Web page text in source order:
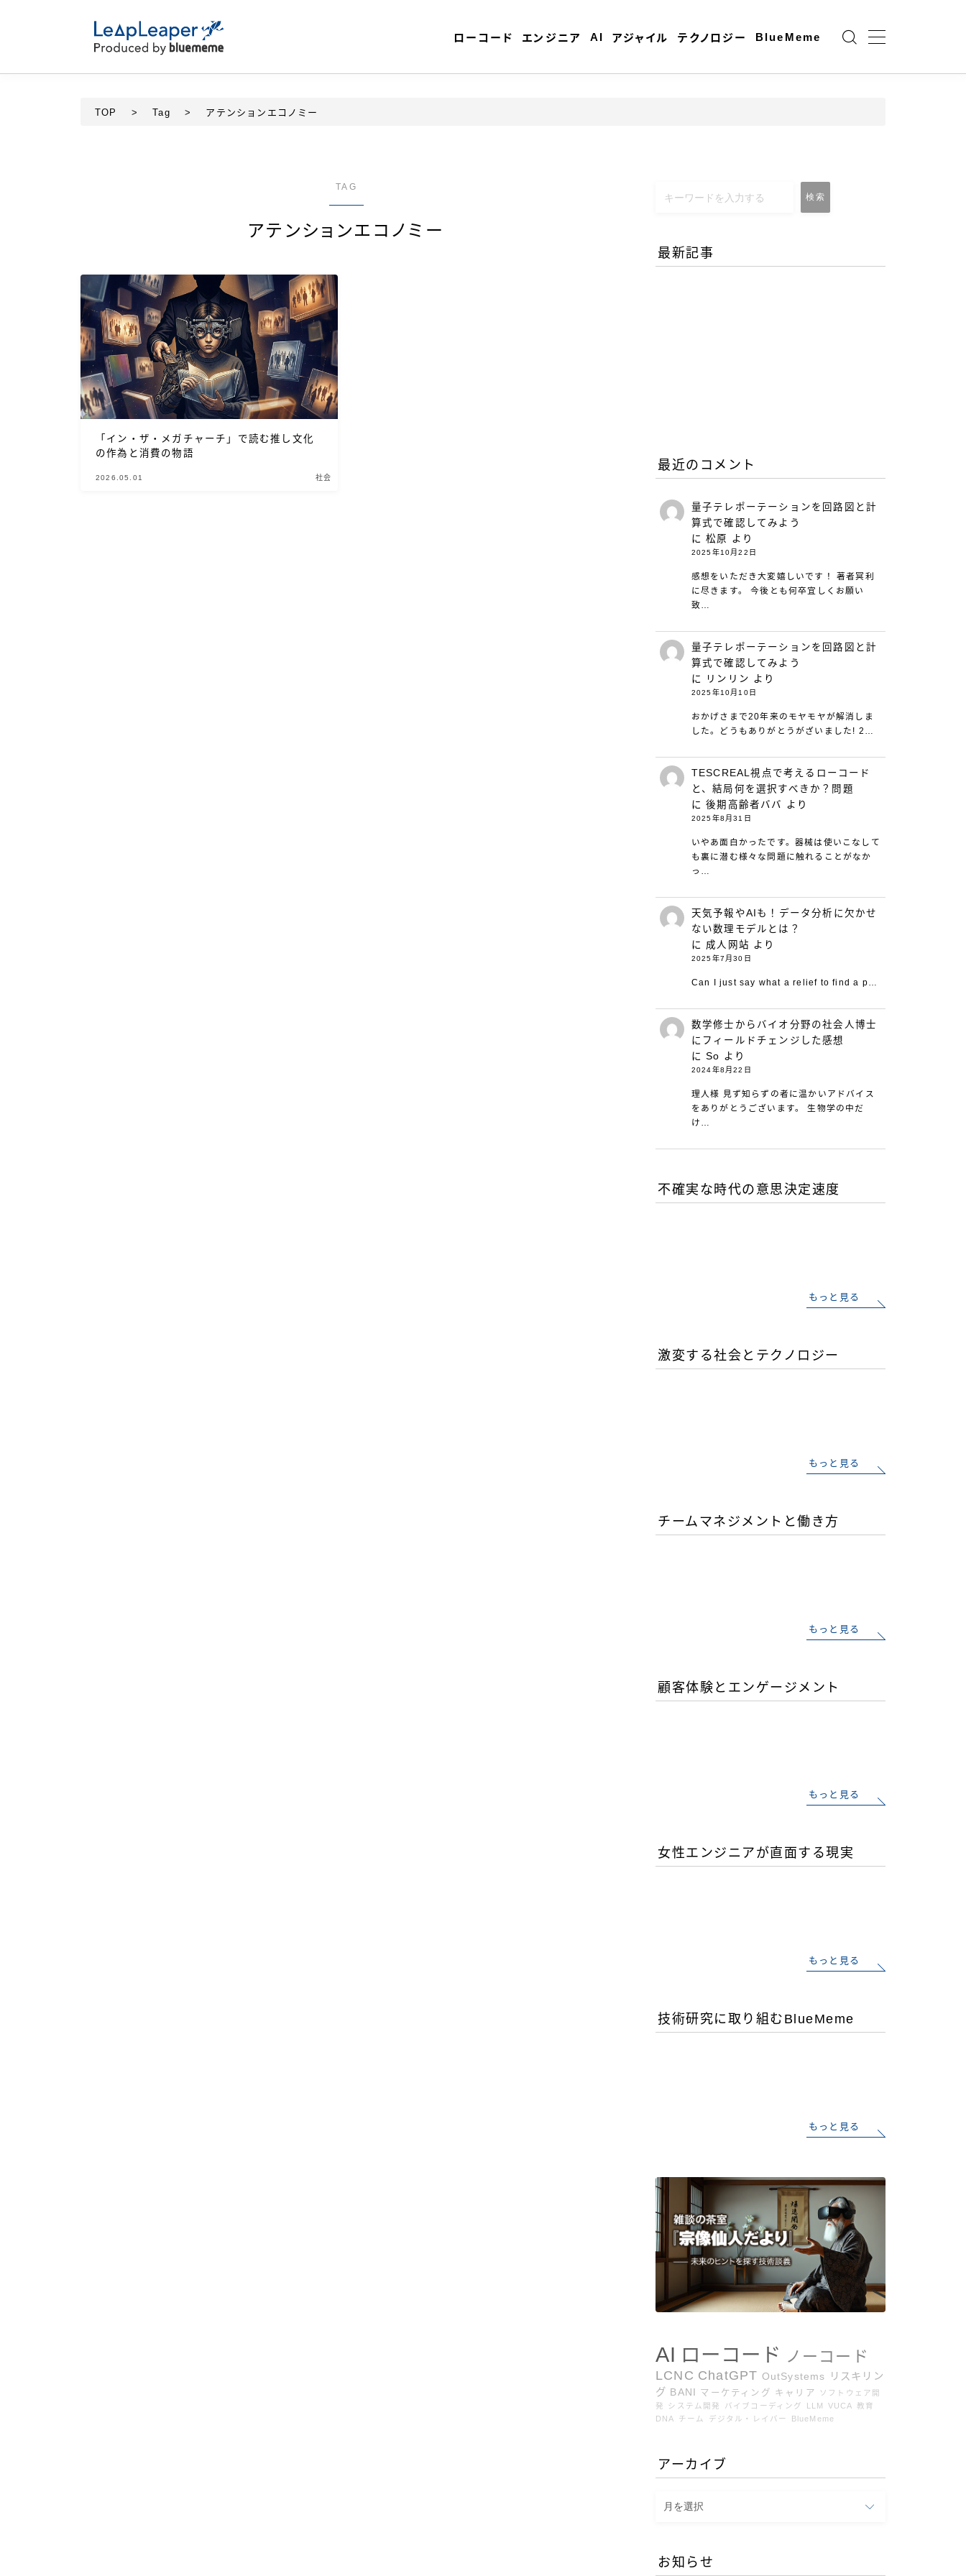
ローコード エンジニア AI アジャイル テクノロジー BlueMeme
AI
TOP > Tag > アテンションエコノミー
TAG
アテンションエコノミー
「イン・ザ・メガチャーチ」で読む推し文化
の作為と消費の物語
2026.05.01 社会
検索
最新記事
最近のコメント
量子テレポーテーションを回路図と計
算式で確認してみよう
に松原 より
2025年10月22日
感想をいただき大変嬉しいです！ 著者冥利
に尽きます。 今後とも何卒宜しくお願い
致…
量子テレポーテーションを回路図と計
算式で確認してみよう
に
リンリン より
2025年10月10日
おかげさまで20年来のモヤモヤが解消しま
した。どうもありがとうがざいました! 2…
TESCREAL視点で考えるローコード
と、結局何を選択すべきか？問題
に後期高齢者ババ より
2025年8月31日
いやあ面白かったです。器械は使いこなして
も裏に潜む様々な問題に触れることがなか
っ…
天気予報やAIも！データ分析に欠かせ
ない数理モデルとは？
に 成人网站 より
2025年7月30日
Can I just say what a relief to find a p…
数学修士からバイオ分野の社会人博士
にフィールドチェンジした感想
にSo より
2024年8月22日
理人様 見ず知らずの者に温かいアドバイス
をありがとうございます。 生物学の中だ
け…
不確実な時代の意思決定速度
もっと見る
激変する社会とテクノロジー
もっと見る
チームマネジメントと働き方
もっと見る
顧客体験とエンゲージメント
もっと見る
女性エンジニアが直面する現実
もっと見る
技術研究に取り組むBlueMeme
もっと見る
AI ローコード ノーコード
LCNC ChatGPT OutSystems
リスキリン
グ BANI マーケティング キャリア
ソフトウェア開
発
システム開発 バイブコーディング LLM VUCA
教育
DNA
チーム デジタル・レイバー BlueMeme
アーカイブ
ア
ブ
お知らせ